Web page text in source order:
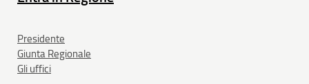
Presidente
Giunta Regionale
Gli uffici